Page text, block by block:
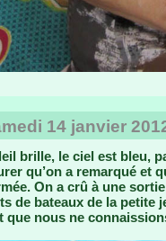
14 janvier
brille, le ciel est bleu,
qu’on a remarqué et
On a crû à une
de bateaux de la petite
que nous ne